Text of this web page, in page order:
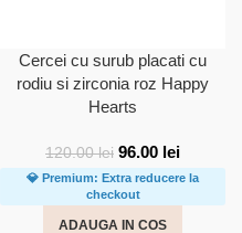
Cercei cu surub placati cu
rodiu si zirconia roz Happy
Hearts
120.00lei 96.00 lei
💎 Premium: Extra reducere la
checkout
ADAUGA IN COS